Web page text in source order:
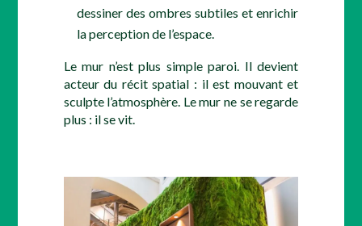
dessiner des ombres subtiles et enrichir
la perception de l’espace.
Le mur n’est plus simple paroi. Il devient
acteur du récit spatial : il est mouvant et
sculpte l’atmosphère. Le mur ne se regarde
plus : il se vit.